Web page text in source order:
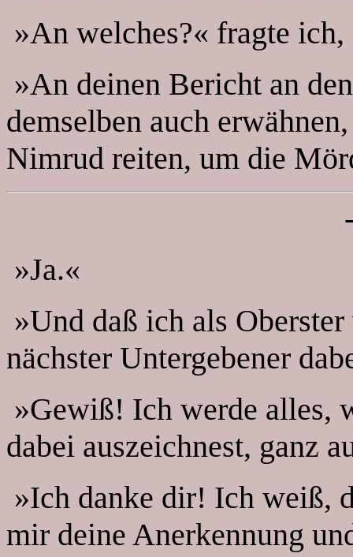
»An welches?« fragte
»An deinen Bericht an
demselben auch
Nimrud reiten, um die
»Ja.«
»Und daß ich als
nächster Untergebener
»Gewiß! Ich werde alles,
dabei auszeichnest, ganz
»Ich danke dir! Ich weiß,
mir deine Anerkennung